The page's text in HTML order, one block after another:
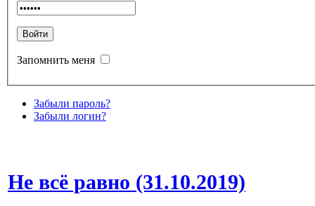
Запомнить меня
Забыли пароль?
Забыли логин?
Не всё равно (31.10.2019)